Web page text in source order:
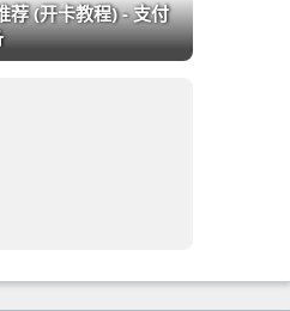
荐 (开卡教程) - 支付